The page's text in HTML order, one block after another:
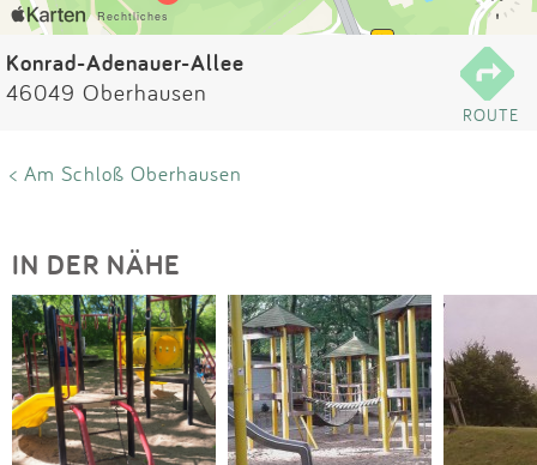
Anmelden
Konrad-Adenauer-Allee
46049 Oberhausen
ROUTE
< Am Schloß Oberhausen
IN DER NÄHE